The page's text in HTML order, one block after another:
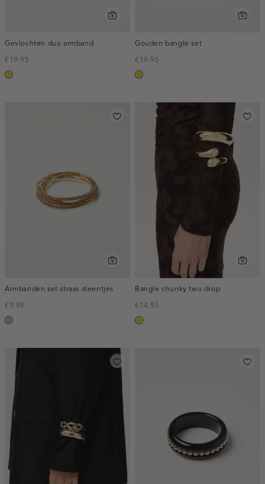
Gevlochten duo armband
€19.95
goud
Gouden bangle set
€19.95
goud
Armbanden set strass steentjes
€9.95
nude
Bangle chunky two drop
€14.95
goud